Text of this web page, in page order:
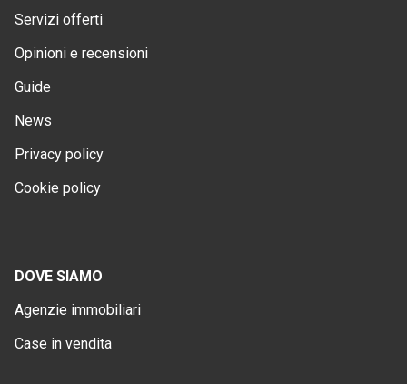
Servizi offerti
Opinioni e recensioni
Guide
News
Privacy policy
Cookie policy
DOVE SIAMO
Agenzie immobiliari
Case in vendita